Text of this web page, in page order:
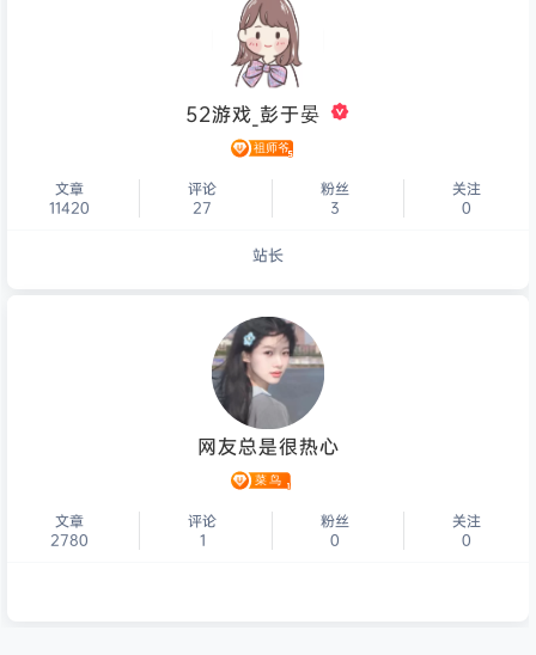
52游戏_彭于晏
文章
11420
评论
27
粉丝
3
关注
0
站长
个人主页
网友总是很热心
文章
2780
评论
1
粉丝
0
关注
0